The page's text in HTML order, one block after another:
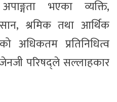
भएका व्यक्ति,
श्रमिक तथा आर्थिक
अधिकतम प्रतिनिधित्व
परिषद्ले सल्लाहकार